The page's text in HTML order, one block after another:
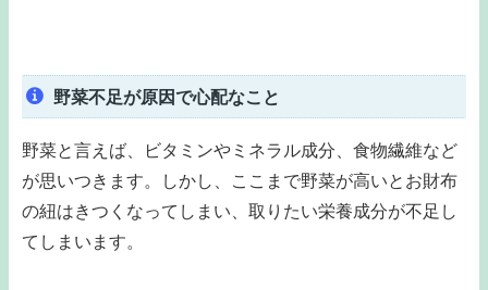
野菜不足が原因で心配なこと
野菜と言えば、ビタミンやミネラル成分、食物繊維など
が思いつきます。しかし、ここまで野菜が高いとお財布
の紐はきつくなってしまい、取りたい栄養成分が不足し
てしまいます。